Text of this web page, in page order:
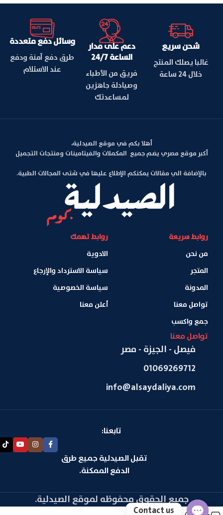
شحن سريع
غالبا يصلك المنتج
خلال 24 ساعة
دعم على مدار
الساعة 24/7
فريق من الأطباء
وصيادلة جاهزين
لمساعدتك
وسائل دفع متعددة
طرق دفع آمنة ودفع
عند الاستلام
أهلا بكم في موقع الصيدلية،
أكبر موقع مصري يضم جميع المكملات والفيتامينات ومنتجات التجميل
بالإضافة الي مقالات يمكنكم الإطلاع عليها في شتى المجالات الطبية.
روابط سريعة
من نحن
المتجر
المدونة
تواصل معنا
جمع واكسب
روابط تهمك
الادوية
سياسة الاسترداد والإرجاع
سياسة الخصوصية
أعلن معنا
تواصل معنا
فيصل - الجيزة - مصر
01069269712
info@alsaydaliya.com
تابعنا:
تقبل الصيدلية جميع طرق
الدفع الممكنة.
جميع الحقوق محفوظه لموقع الصيدلية.
Contact us